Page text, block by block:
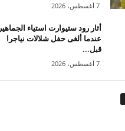
7 أغسطس، 2026
أثار رود ستيوارت استياء الجماهير
عندما ألغى حفل شلالات نياجرا
قبل...
7 أغسطس، 2026